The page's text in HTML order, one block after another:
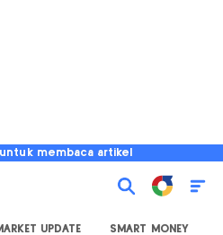
membaca artikel
UPDATE SMART MONEY